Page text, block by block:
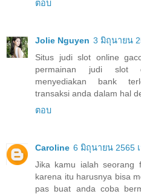
ตอบ
Jolie Nguyen 3 มิถุนายน
Situs judi slot online
permainan judi slot
menyediakan bank
transaksi anda dalam hal
ตอบ
Caroline 6 มิถุนายน 2565
Jika kamu ialah seorang
karena itu harusnya bisa
pas buat anda coba